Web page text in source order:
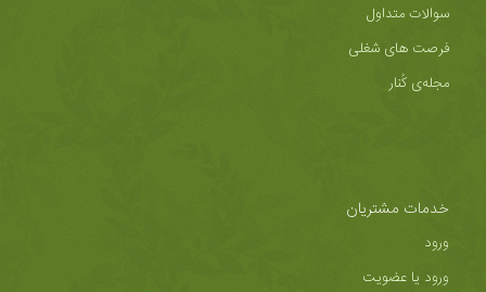
سوالات متداول
فرصت های شغلی
مجله‌ی کُنار
خدمات مشتریان
ورود
ورود یا عضویت